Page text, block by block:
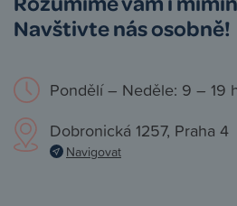
Navštivte nás osobně!
Pondělí – Neděle: 9 – 19
Dobronická 1257, Praha 4
Navigovat